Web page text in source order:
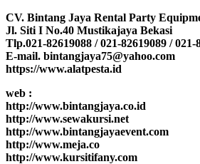
CV. Bintang Jaya Rental Party
Jl. Siti I No.40 Mustikajaya Bekasi
Tlp.021-82619088 / 021-82619089 / 021-
E-mail. bintangjaya75@yahoo.com
https://www.alatpesta.id
web :
http://www.bintangjaya.co.id
http://www.sewakursi.net
http://www.bintangjayaevent.com
http://www.meja.co
http://www.kursitifany.com